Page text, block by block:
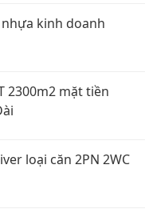
kinh doanh
loại căn 2PN 2WC